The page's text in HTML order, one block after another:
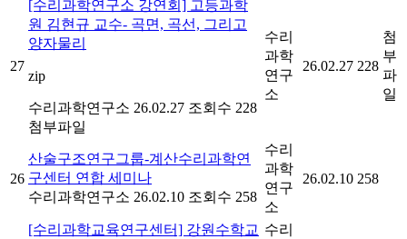
27
[수리과학연구소 강연회] 고등과학
원 김현규 교수- 곡면, 곡선, 그리고
양자물리
zip
수리과학연구소 26.02.27 조회수 228
첨부파일
수리
과학
연구
소
26.02.27 228
첨
부
파
일
26
산술구조연구그룹-계산수리과학연
구센터 연합 세미나
수리과학연구소 26.02.10 조회수 258
수리
과학
연구
소
26.02.10 258
[수리과학교육연구센터] 강원수학교 수리